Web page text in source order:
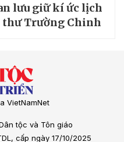
lưu giữ kí ức lịch
thư Trường Chinh
VietNamNet
tộc và Tôn giáo
cấp ngày 17/10/2025